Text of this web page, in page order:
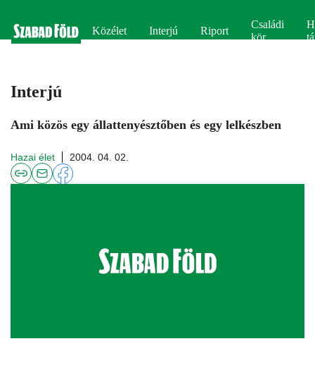
Közélet Interjú Riport
Családi
kör
Interjú
Ami közös egy állattenyésztőben és egy lelkészben
Hazai élet 2004. 04. 02.